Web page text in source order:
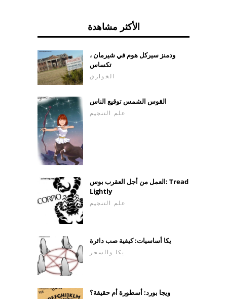
الأكثر مشاهدة
ودمنز سيركل هوم في شيرمان ،
تكساس
الخوارق
القوس الشمس توقيع الناس
علم التنجيم
العمل من أجل العقرب بوس: Tread
Lightly
علم التنجيم
يكا أساسيات: كيفية صب دائرة
يكا والسحر
ويجا بورد: أسطورة أم حقيقة؟